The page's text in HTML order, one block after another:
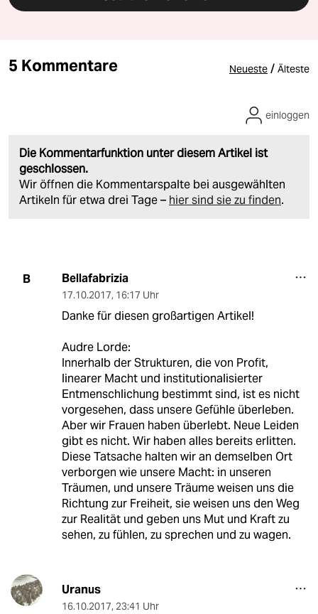
5 Kommentare Neueste / Älteste
Die Kommentarfunktion unter diesem Artikel ist
geschlossen.
Wir öffnen die Kommentarspalte bei ausgewählten
Artikeln für etwa drei Tage – hier sind sie zu finden.
einloggen
B Bellafabrizia
17.10.2017, 16:17 Uhr
Danke für diesen großartigen Artikel!
Audre Lorde:
Innerhalb der Strukturen, die von Profit,
linearer Macht und institutionalisierter
Entmenschlichung bestimmt sind, ist es nicht
vorgesehen, dass unsere Gefühle überleben.
Aber wir Frauen haben überlebt. Neue Leiden
gibt es nicht. Wir haben alles bereits erlitten.
Diese Tatsache halten wir an demselben Ort
verborgen wie unsere Macht: in unseren
Träumen, und unsere Träume weisen uns die
Richtung zur Freiheit, sie weisen uns den Weg
zur Realität und geben uns Mut und Kraft zu
sehen, zu fühlen, zu sprechen und zu wagen.
Uranus
16.10.2017, 23:41 Uhr